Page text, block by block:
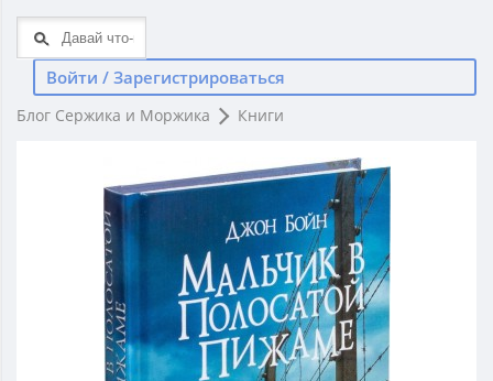
Войти / Зарегистрироваться
Блог Сержика и Моржика Книги